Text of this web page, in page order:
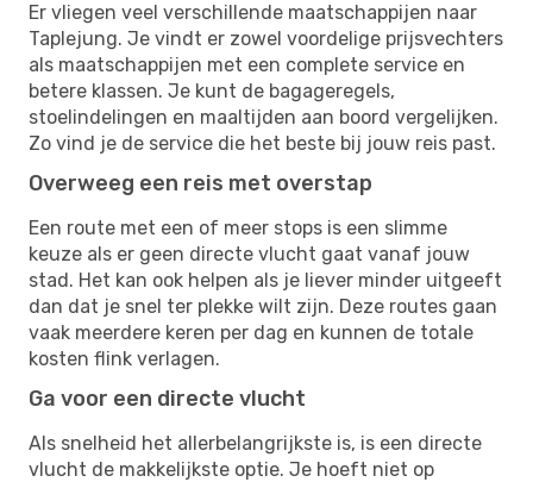
Er vliegen veel verschillende maatschappijen naar
Taplejung. Je vindt er zowel voordelige prijsvechters
als maatschappijen met een complete service en
betere klassen. Je kunt de bagageregels,
stoelindelingen en maaltijden aan boord vergelijken.
Zo vind je de service die het beste bij jouw reis past.
Overweeg een reis met overstap
Een route met een of meer stops is een slimme
keuze als er geen directe vlucht gaat vanaf jouw
stad. Het kan ook helpen als je liever minder uitgeeft
dan dat je snel ter plekke wilt zijn. Deze routes gaan
vaak meerdere keren per dag en kunnen de totale
kosten flink verlagen.
Ga voor een directe vlucht
Als snelheid het allerbelangrijkste is, is een directe
vlucht de makkelijkste optie. Je hoeft niet op